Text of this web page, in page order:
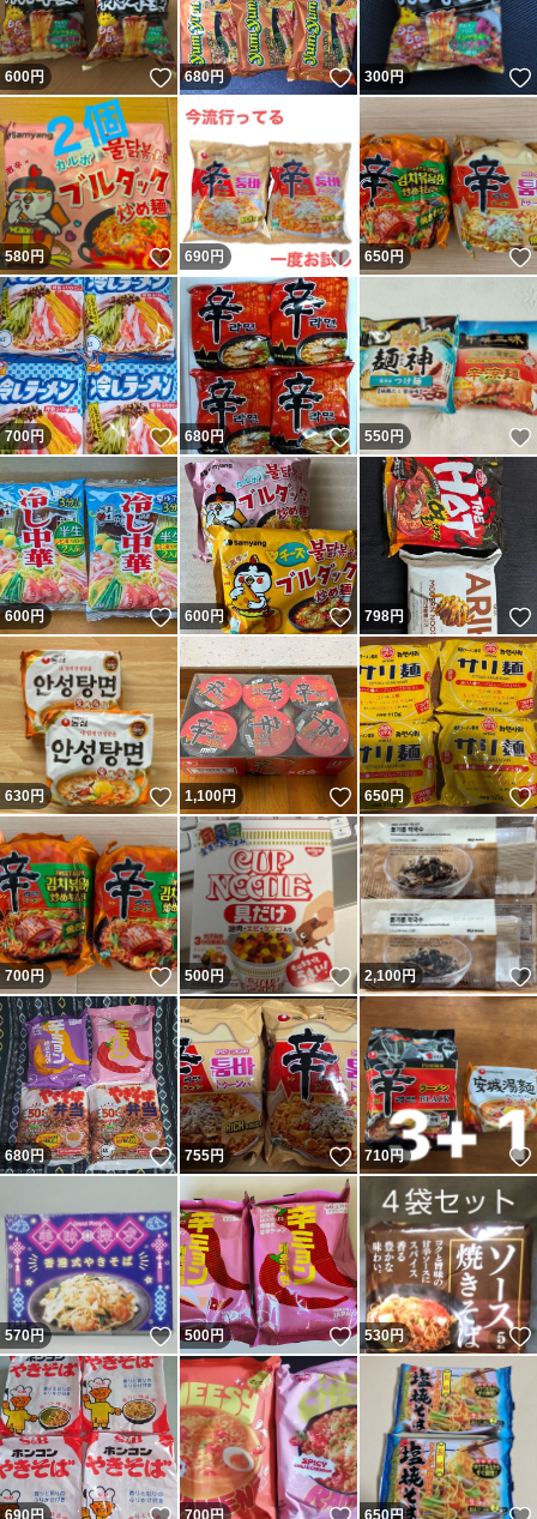
600円 いいね！
680円 いいね！
300円
580円 いいね！
690 円 いいね！
650円
700円 いいね！
680円 いいね！
550円
600円 いいね！
600円 いいね！
798円
630円 いいね！
1,100円 いいね！
650円
700円 いいね！
500円 いいね！
2,100円
680円 いいね！
755円 いいね！
710円
570円 いいね！
500円 いいね！
530円